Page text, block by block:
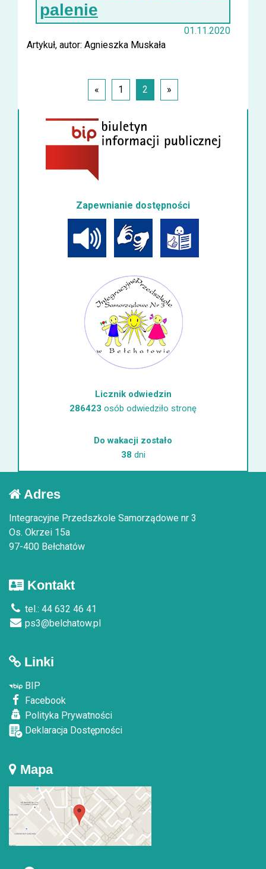
Zapewnianie dostępności
Licznik odwiedzin
286423 osób odwiedziło stronę
Do wakacji zostało
38 dni
palenie
01.11.2020
Artykuł, autor: Agnieszka Muskała
« 1 2 »
Adres
Integracyjne Przedszkole Samorządowe nr 3
Os. Okrzei 15a
97-400 Bełchatów
Kontakt
tel.: 44 632 46 41
ps3@belchatow.pl
Linki
BIP
Facebook
Polityka Prywatności
Deklaracja Dostępności
Mapa